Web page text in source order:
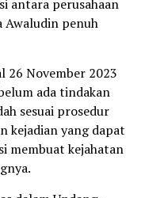
antara perusahaan
Awaludin penuh
26 November 2023
ada tindakan
sesuai prosedur
kejadian yang dapat
membuat kejahatan